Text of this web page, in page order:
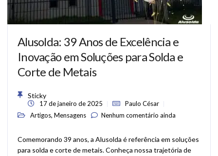
Alusolda: 39 Anos de Excelência e
Inovação em Soluções para Solda e
Corte de Metais
Sticky
17 de janeiro de 2025
Paulo César
Artigos, Mensagens Nenhum comentário ainda
Comemorando 39 anos, a Alusolda é referência em soluções
para solda e corte de metais. Conheça nossa trajetória de